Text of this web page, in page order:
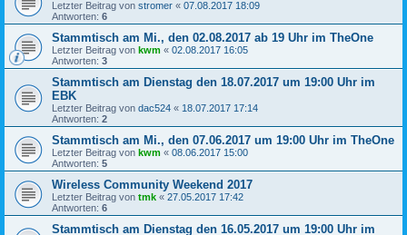
Letzter Beitrag von stromer « 07.08.2017 18:09
Antworten: 6
Stammtisch am Mi., den 02.08.2017 ab 19 Uhr im TheOne
Letzter Beitrag von kwm « 02.08.2017 16:05
Antworten: 3
Stammtisch am Dienstag den 18.07.2017 um 19:00 Uhr im
EBK
Letzter Beitrag von dac524 « 18.07.2017 17:14
Antworten: 2
Stammtisch am Mi., den 07.06.2017 um 19:00 Uhr im TheOne
Letzter Beitrag von kwm « 08.06.2017 15:00
Antworten: 5
Wireless Community Weekend 2017
Letzter Beitrag von tmk « 27.05.2017 17:42
Antworten: 6
Stammtisch am Dienstag den 16.05.2017 um 19:00 Uhr im